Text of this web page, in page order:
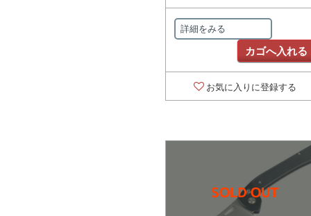
詳細をみる
カゴへ入れる
お気に入りに登録する